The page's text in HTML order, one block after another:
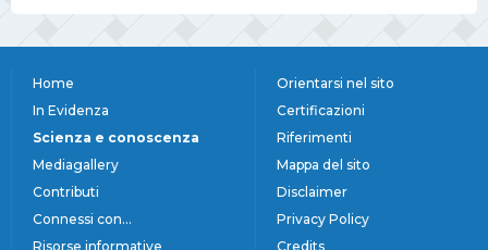
Home
In Evidenza
Scienza e conoscenza
Mediagallery
Contributi
Connessi con...
Risorse informative
Orientarsi nel sito
Certificazioni
Riferimenti
Mappa del sito
Disclaimer
Privacy Policy
Credits